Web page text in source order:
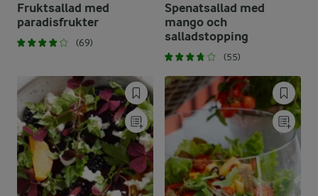
Fruktsallad med
paradisfrukter
(69)
Spenatsallad med
mango och
salladstopping
(55)